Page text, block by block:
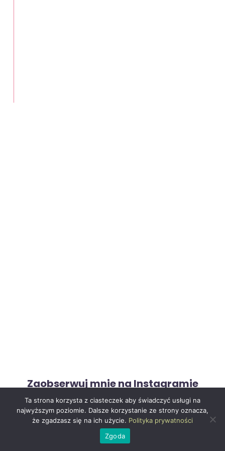
Zaobserwuj mnie na Instagramie
Ta strona korzysta z ciasteczek aby świadczyć usługi na
najwyższym poziomie. Dalsze korzystanie ze strony oznacza,
że zgadzasz się na ich użycie. Polityka prywatności
Zgoda